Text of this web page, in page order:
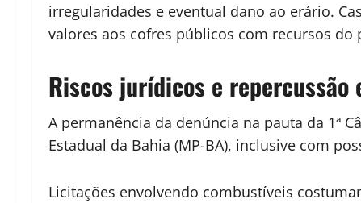
irregularidades e eventual dano ao erário.
valores aos cofres públicos com recursos
Riscos jurídicos e repercussão
A permanência da denúncia na pauta da 1ª
Estadual da Bahia (MP-BA), inclusive com
Licitações envolvendo combustíveis